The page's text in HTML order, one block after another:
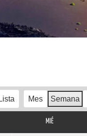
Mes Semana
MIÉ